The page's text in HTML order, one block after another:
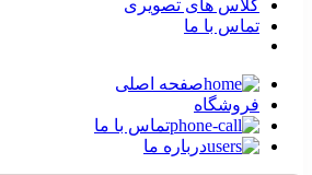
کلاس های تصویری
تماس با ما
صفحه اصلی
فروشگاه
تماس با ما
درباره ما